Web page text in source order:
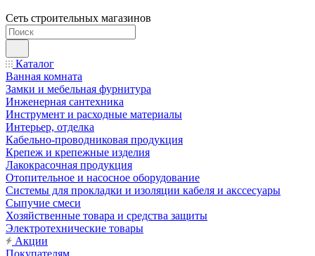
Сеть строительных магазинов
Каталог
Ванная комната
Замки и мебельная фурнитура
Инженерная сантехника
Инструмент и расходные материалы
Интерьер, отделка
Кабельно-проводниковая продукция
Крепеж и крепежные изделия
Лакокрасочная продукция
Отопительное и насосное оборудование
Системы для прокладки и изоляции кабеля и акссесуары
Сыпучие смеси
Хозяйственные товара и средства защиты
Электротехнические товары
Акции
Покупателям